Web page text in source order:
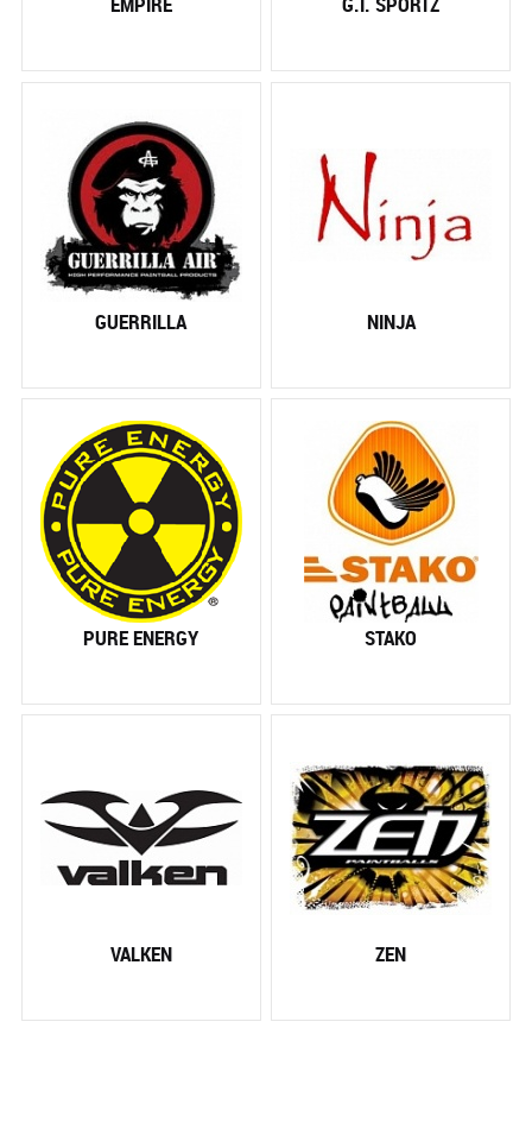
GUERRILLA NINJA
PURE ENERGY STAKO
VALKEN ZEN